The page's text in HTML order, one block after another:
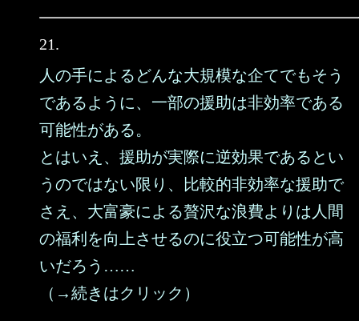
21.
人の手によるどんな大規模な企てでもそう
であるように、一部の援助は非効率である
可能性がある。
とはいえ、援助が実際に逆効果であるとい
うのではない限り、比較的非効率な援助で
さえ、大富豪による贅沢な浪費よりは人間
の福利を向上させるのに役立つ可能性が高
いだろう……
（→続きはクリック）